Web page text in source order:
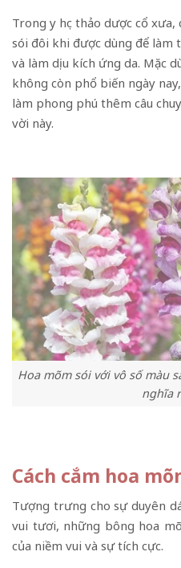
Trong y học thảo dược cổ
sói đôi khi được dùng để làm
và làm dịu kích ứng da. Mặc
không còn phổ biến ngày
làm phong phú thêm câu
vời này.
Hoa mõm sói với vô số màu
nghĩa
Cách cắm hoa
Tượng trưng cho sự duyên
vui tươi, những bông hoa
của niềm vui và sự tích cực.